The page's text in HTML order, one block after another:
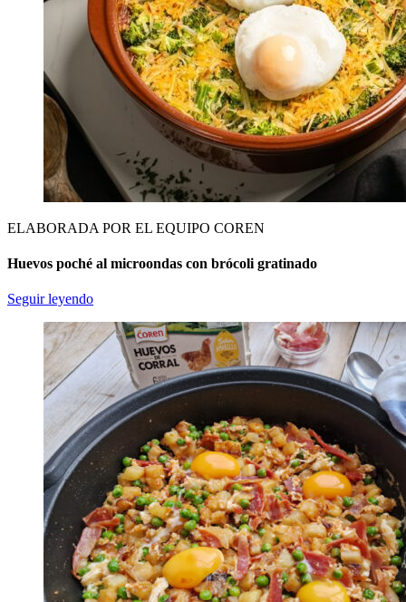
ELABORADA POR EL EQUIPO COREN
Huevos poché al microondas con brócoli gratinado
Seguir leyendo